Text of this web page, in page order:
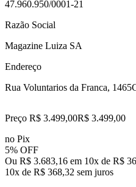
47.960.950/0001-21
Razão Social
Magazine Luiza SA
Endereço
Rua Voluntarios da Franca, 1465
Preço R$ 3.499,00R$ 3.499,00
no Pix
5% OFF
Ou R$ 3.683,16 em 10x de R$
10x de R$ 368,32 sem juros